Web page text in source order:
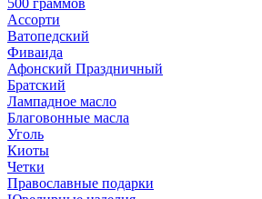
500 граммов
Ассорти
Ватопедский
Фиваида
Афонский Праздничный
Братский
Лампадное масло
Благовонные масла
Уголь
Киоты
Четки
Православные подарки